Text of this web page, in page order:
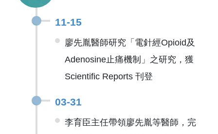
11-15
廖先胤醫師研究「電針經Opioid及
Adenosine止痛機制」之研究，獲
Scientific Reports 刊登
03-31
李育臣主任帶領廖先胤等醫師，完